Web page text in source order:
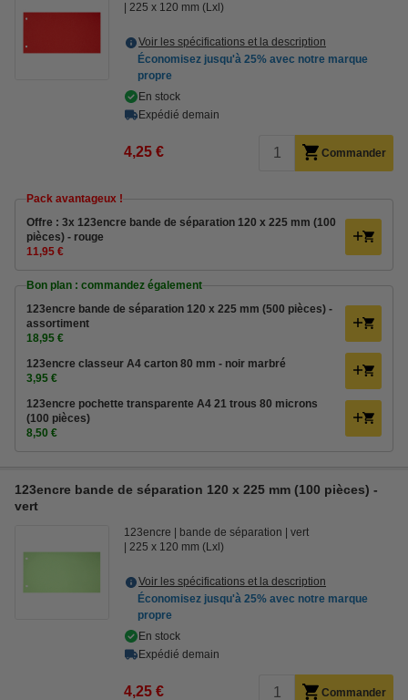
225 x 120 mm (Lxl)
Voir les spécifications et la description
Économisez jusqu'à 25% avec notre marque
propre
En stock
Expédié demain
4,25 € Commander
Pack avantageux !
Offre : 3x 123encre bande de séparation 120 x 225 mm (100
pièces) - rouge
11,95 €
Bon plan : commandez également
123encre bande de séparation 120 x 225 mm (500 pièces) -
assortiment
18,95 €
123encre classeur A4 carton 80 mm - noir marbré
3,95 €
123encre pochette transparente A4 21 trous 80 microns
(100 pièces)
8,50 €
123encre bande de séparation 120 x 225 mm (100 pièces) -
vert
123encre bande de séparation
vert
225 x 120 mm (Lxl)
Voir les spécifications et la description
Économisez jusqu'à 25% avec notre marque
propre
En stock
Expédié demain
4,25 € Commander